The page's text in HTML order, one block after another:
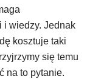
i wiedzy. Jednak
kosztuje taki
się temu
na to pytanie.